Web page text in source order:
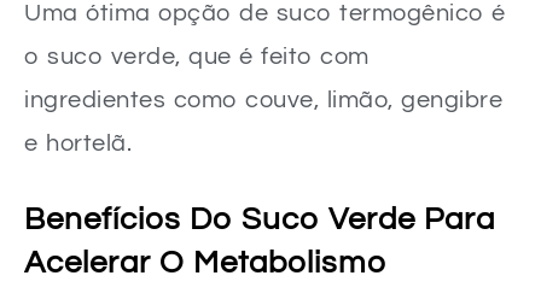
Uma ótima opção de suco termogênico é
o suco verde, que é feito com
ingredientes como couve, limão, gengibre
e hortelã.
Benefícios Do Suco Verde Para
Acelerar O Metabolismo